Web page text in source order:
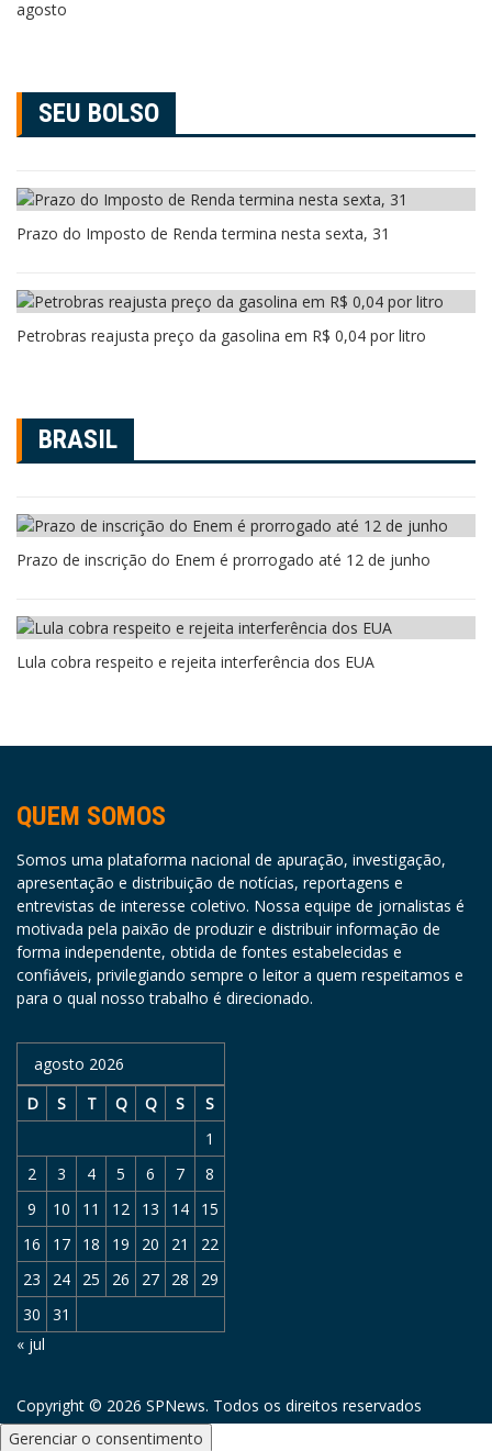
agosto
SEU BOLSO
Prazo do Imposto de Renda termina nesta sexta, 31
Petrobras reajusta preço da gasolina em R$ 0,04 por litro
BRASIL
Prazo de inscrição do Enem é prorrogado até 12 de junho
Lula cobra respeito e rejeita interferência dos EUA
QUEM SOMOS
Somos uma plataforma nacional de apuração, investigação,
apresentação e distribuição de notícias, reportagens e
entrevistas de interesse coletivo. Nossa equipe de jornalistas é
motivada pela paixão de produzir e distribuir informação de
forma independente, obtida de fontes estabelecidas e
confiáveis, privilegiando sempre o leitor a quem respeitamos e
para o qual nosso trabalho é direcionado.
agosto 2026
D
S T Q Q S
S
1
2
3 4 5 6 7
8
9
10 11 12 13 14
15
16
17 18 19 20 21
22
23
24 25 26 27 28
29
30
31
« jul
Copyright © 2026 SPNews. Todos os direitos reservados
Gerenciar o consentimento